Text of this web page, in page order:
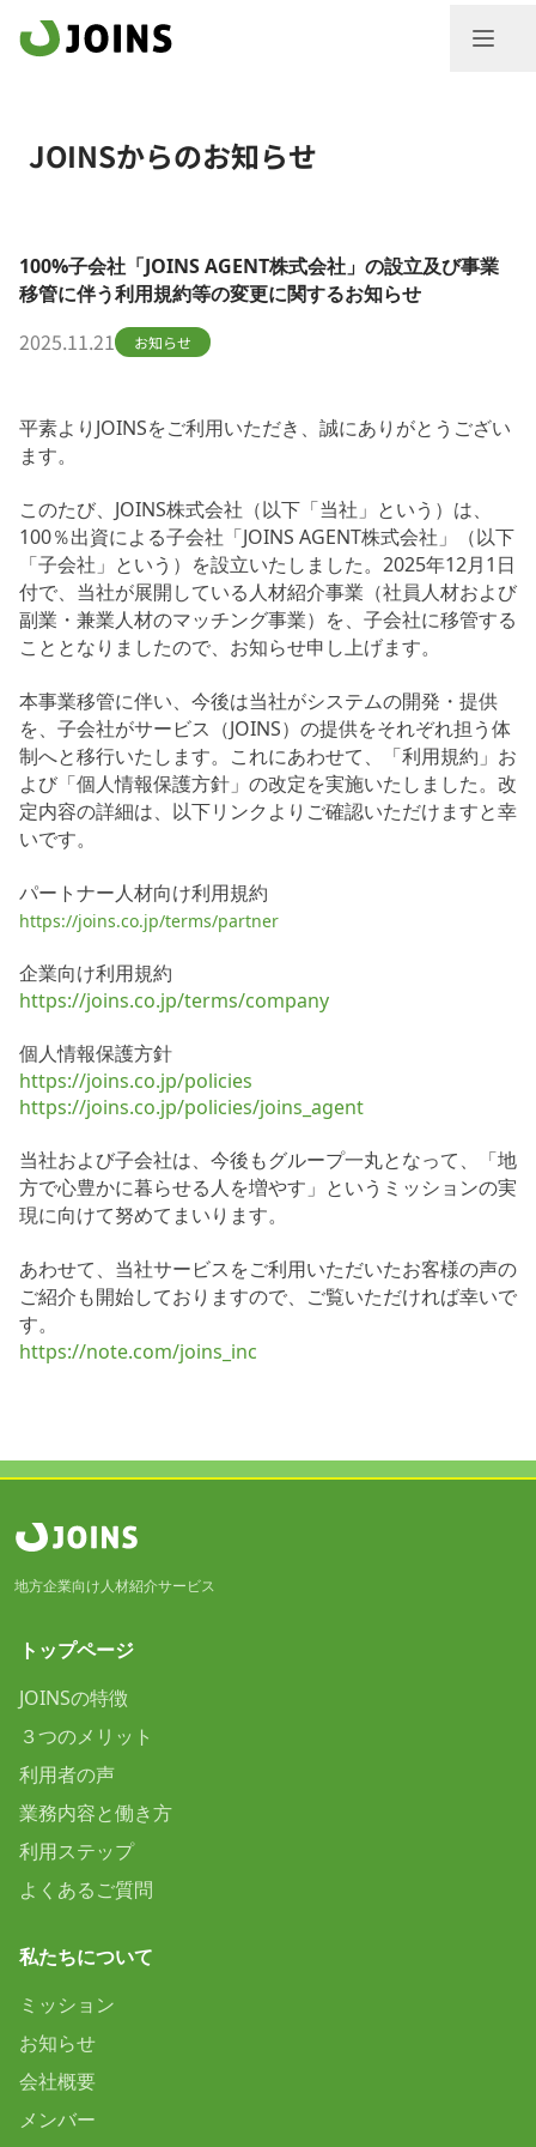
JOINSからのお知らせ
100%子会社「JOINS AGENT株式会社」の設立及び事業
移管に伴う利用規約等の変更に関するお知らせ
2025.11.21 お知らせ
平素よりJOINSをご利用いただき、誠にありがとうござい
ます。
このたび、JOINS株式会社（以下「当社」という）は、
100％出資による子会社「JOINS AGENT株式会社」（以下
「子会社」という）を設立いたしました。2025年12月1日
付で、当社が展開している人材紹介事業（社員人材および
副業・兼業人材のマッチング事業）を、子会社に移管する
こととなりましたので、お知らせ申し上げます。
本事業移管に伴い、今後は当社がシステムの開発・提供
を、子会社がサービス（JOINS）の提供をそれぞれ担う体
制へと移行いたします。これにあわせて、「利用規約」お
よび「個人情報保護方針」の改定を実施いたしました。改
定内容の詳細は、以下リンクよりご確認いただけますと幸
いです。
パートナー人材向け利用規約
https://joins.co.jp/terms/partner
企業向け利用規約
https://joins.co.jp/terms/company
個人情報保護方針
https://joins.co.jp/policies
https://joins.co.jp/policies/joins_agent
当社および子会社は、今後もグループ一丸となって、「地
方で心豊かに暮らせる人を増やす」というミッションの実
現に向けて努めてまいります。
あわせて、当社サービスをご利用いただいたお客様の声の
ご紹介も開始しておりますので、ご覧いただければ幸いで
す。
https://note.com/joins_inc
地方企業向け人材紹介サービス
トップページ
JOINSの特徴
３つのメリット
利用者の声
業務内容と働き方
利用ステップ
よくあるご質問
私たちについて
ミッション
お知らせ
会社概要
メンバー